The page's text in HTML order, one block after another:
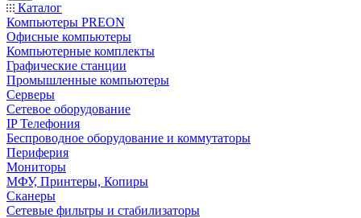
Каталог
Компьютеры PREON
Офисные компьютеры
Компьютерные комплекты
Графические станции
Промышленные компьютеры
Серверы
Сетевое оборудование
IP Телефония
Беспроводное оборудование и коммутаторы
Периферия
Мониторы
МФУ, Принтеры, Копиры
Сканеры
Сетевые фильтры и стабилизаторы